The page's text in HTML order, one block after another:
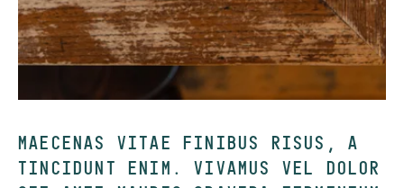
MAECENAS VITAE FINIBUS RISUS, A
TINCIDUNT ENIM. VIVAMUS VEL DOLOR